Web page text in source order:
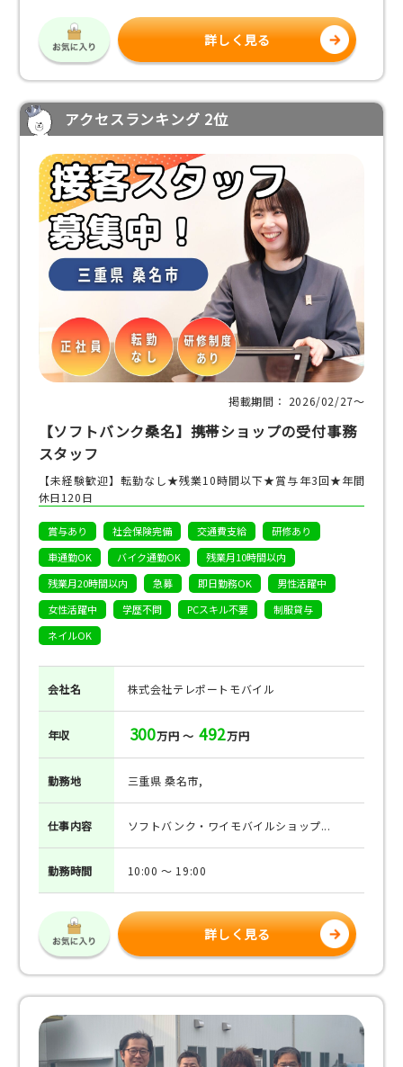
詳しく見る
アクセスランキング 2位
掲載期間： 2026/02/27〜
【ソフトバンク桑名】携帯ショップの受付事務
スタッフ
【未経験歓迎】転勤なし★残業10時間以下★賞与年3回★年間
休日120日
賞与あり 社会保険完備 交通費支給
研修あり
車通勤OK
バイク通勤OK
残業月10時間以内
残業月20時間以内
急募 即日勤務OK
男性活躍中
女性活躍中
学歴不問 PCスキル不要
制服貸与
ネイルOK
会社名 株式会社テレポートモバイル
年収 300万円 ～ 492万円
勤務地 三重県 桑名市,
仕事内容 ソフトバンク・ワイモバイルショップ...
勤務時間 10:00 ～ 19:00
詳しく見る